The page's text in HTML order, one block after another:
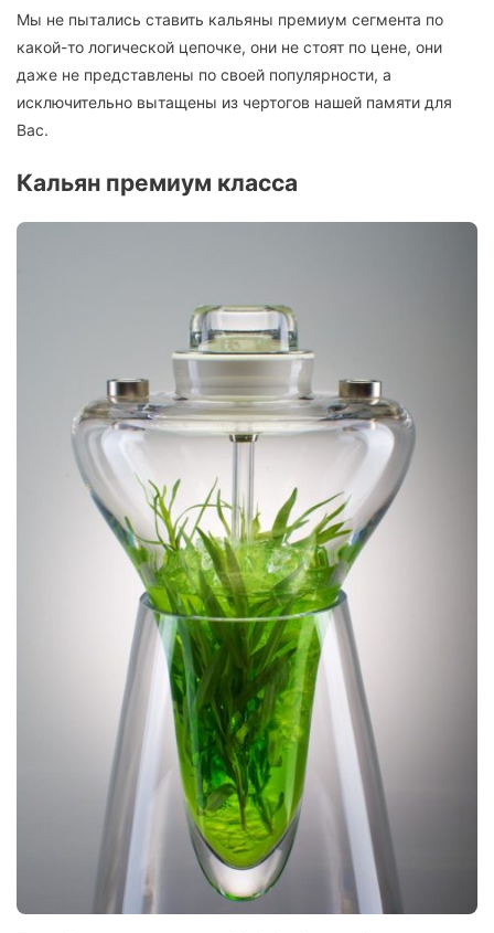
Мы не пытались ставить кальяны премиум сегмента по
какой-то логической цепочке, они не стоят по цене, они
даже не представлены по своей популярности, а
исключительно вытащены из чертогов нашей памяти для
Вас.
Кальян премиум класса